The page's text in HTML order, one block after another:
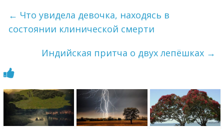
← Что увидела девочка, находясь в
состоянии клинической смерти
Индийская притча о двух лепёшках →